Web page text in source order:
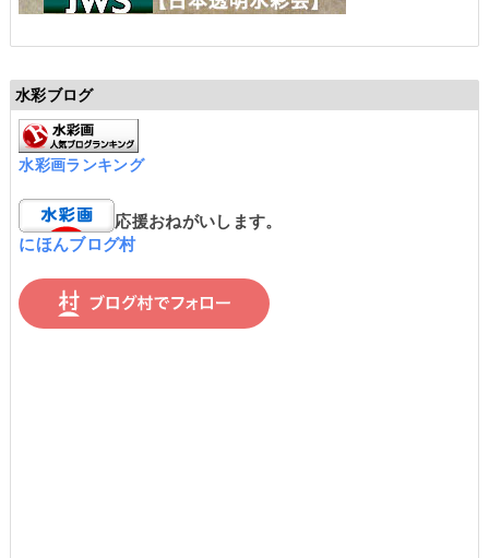
水彩ブログ
水彩画ランキング
応援おねがいします。
にほんブログ村